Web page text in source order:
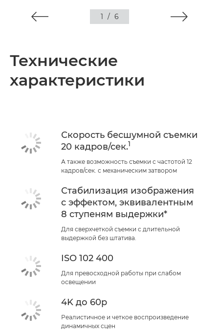
1 / 6
Технические
характеристики
Скорость бесшумной съемки
20 кадров/сек.1
А также возможность съемки с частотой 12
кадров/сек. с механическим затвором
Стабилизация изображения
с эффектом, эквивалентным
8 ступеням выдержки*
Для сверхчеткой съемки с длительной
выдержкой без штатива.
ISO 102 400
Для превосходной работы при слабом
освещении
4K до 60p
Реалистичное и четкое воспроизведение
динамичных сцен